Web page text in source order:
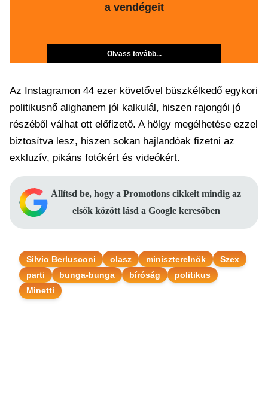
a vendégeit
Olvass tovább...
Az Instagramon 44 ezer követővel büszkélkedő egykori
politikusnő alighanem jól kalkulál, hiszen rajongói jó
részéből válhat ott előfizető. A hölgy megélhetése ezzel
biztosítva lesz, hiszen sokan hajlandóak fizetni az
exkluzív, pikáns fotókért és videókért.
Állítsd be, hogy a Promotions cikkeit mindig az
elsők között lásd a Google keresőben
Silvio Berlusconi olasz miniszterelnök
Szex
parti
bunga-bunga bíróság
politikus
Minetti